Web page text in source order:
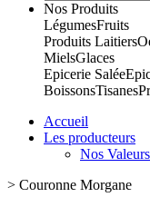
Nos Produits
LégumesFruits
Produits Laitiers
MielsGlaces
Epicerie Salée
BoissonsTisanes
Accueil
Les producteurs
Nos Valeurs
> Couronne Morgane